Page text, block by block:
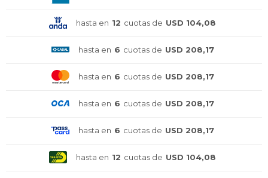
hasta en 12 cuotas de USD 104,08
hasta en 6 cuotas de USD 208,17
hasta en 6 cuotas de USD 208,17
hasta en 6 cuotas de USD 208,17
hasta en 6 cuotas de USD 208,17
hasta en 12 cuotas de USD 104,08